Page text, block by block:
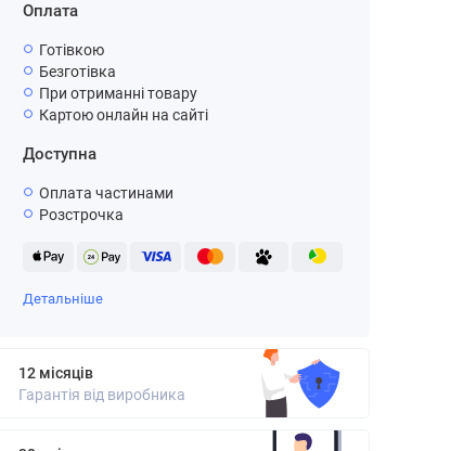
Оплата
Готівкою
Безготівка
При отриманні товару
Картою онлайн на сайті
Доступна
Оплата частинами
Розстрочка
Детальніше
12 місяців
Гарантія від виробника